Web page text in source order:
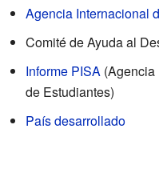
Agencia Internacional
Comité de Ayuda al
Informe PISA
de Estudiantes)
País desarrollado